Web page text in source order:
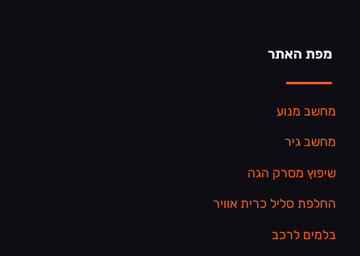
מפת האתר
מחשב מנוע
מחשב גיר
שיפוץ מסרק הגה
החלפת סליל כרית אוויר
בלמים לרכב